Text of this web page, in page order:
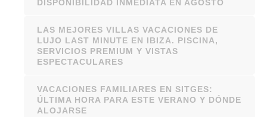
DISPONIBILIDAD INMEDIATA EN AGOSTO
LAS MEJORES VILLAS VACACIONES DE
LUJO LAST MINUTE EN IBIZA. PISCINA,
SERVICIOS PREMIUM Y VISTAS
ESPECTACULARES
VACACIONES FAMILIARES EN SITGES:
ÚLTIMA HORA PARA ESTE VERANO Y DÓNDE
ALOJARSE